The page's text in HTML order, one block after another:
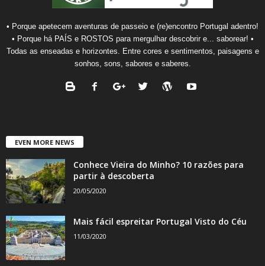
• Porque apetecem aventuras de passeio e (re)encontro Portugal adentro!
• Porque há PAÍS e ROSTOS para mergulhar descobrir e... saborear! •
Todas as enseadas e horizontes. Entre cores e sentimentos, paisagens e
sonhos, sons, sabores e saberes.
EVEN MORE NEWS
Conhece Vieira do Minho? 10 razões para
partir à descoberta
20/05/2020
Mais fácil espreitar Portugal Visto do Céu
11/03/2020